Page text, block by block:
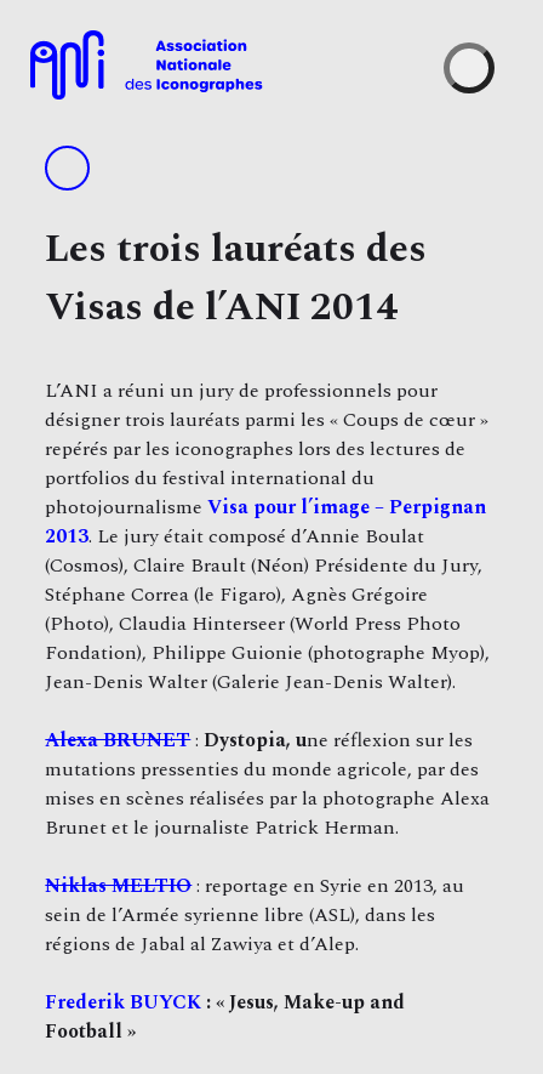
Les trois lauréats des
Visas de l’ANI 2014
L’ANI a réuni un jury de professionnels pour
désigner trois lauréats parmi les « Coups de cœur »
repérés par les iconographes lors des lectures de
portfolios du festival international du
photojournalismeVisa pour l’image – Perpignan
2013. Le jury était composé d’Annie Boulat
(Cosmos), Claire Brault (Néon) Présidente du Jury,
Stéphane Correa (le Figaro), Agnès Grégoire
(Photo), Claudia Hinterseer (World Press Photo
Fondation), Philippe Guionie (photographe Myop),
Jean-Denis Walter (Galerie Jean-Denis Walter).
Alexa BRUNET:Dystopia, une réflexion sur les
mutations pressenties du monde agricole, par des
mises en scènes réalisées par la photographe Alexa
Brunet et le journaliste Patrick Herman.
Niklas MELTIO: reportage en Syrie en 2013, au
sein de l’Armée syrienne libre (ASL), dans les
régions de Jabal al Zawiya et d’Alep.
Frederik BUYCK :« Jesus, Make-up and
Football »